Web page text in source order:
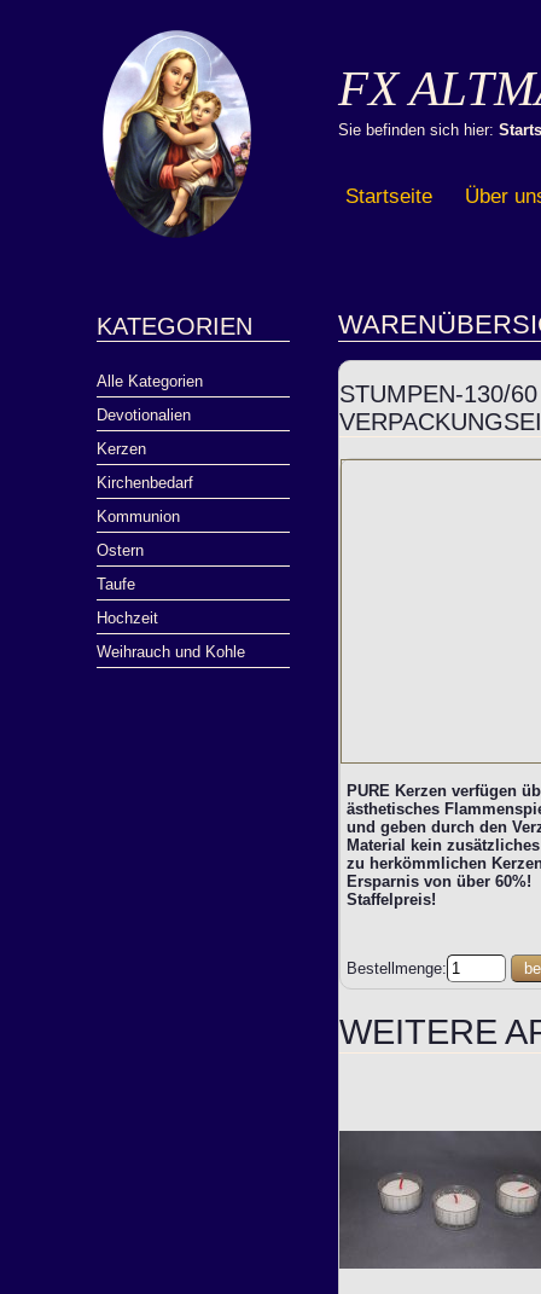
FX
Sie befinden sich hier:
Startseite Über
KATEGORIEN
Alle Kategorien
Devotionalien
Kerzen
Kirchenbedarf
Kommunion
Ostern
Taufe
Hochzeit
Weihrauch und Kohle
STUMPEN-130/
PURE Kerzen verfügen
ästhetisches
und geben durch den
Material kein
zu herkömmlichen
Ersparnis von über 60%!
Staffelpreis!
Bestellmenge:
WEITERE